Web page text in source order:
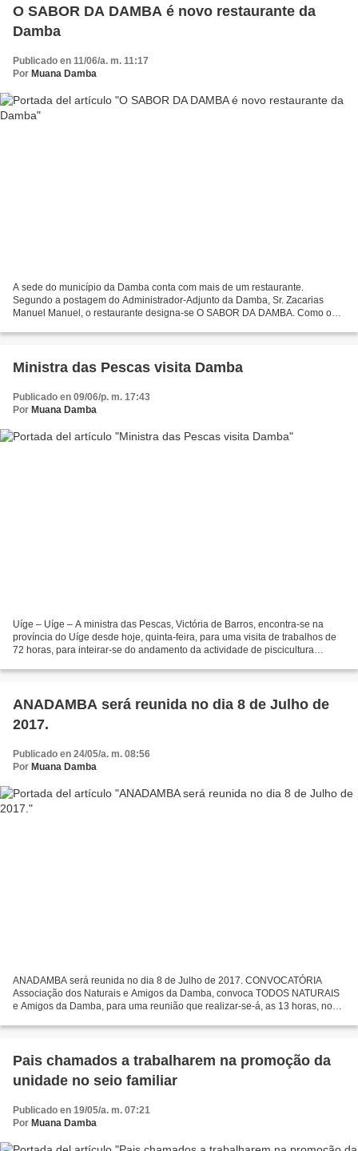
O SABOR DA DAMBA é novo restaurante da
Damba
Publicado en 11/06/a. m. 11:17
Por Muana Damba
A sede do município da Damba conta com mais de um restaurante.
Segundo a postagem do Administrador-Adjunto da Damba, Sr. Zacarias
Manuel Manuel, o restaurante designa-se O SABOR DA DAMBA. Como o
Ministra das Pescas visita Damba
Publicado en 09/06/p. m. 17:43
Por Muana Damba
Uíge – Uíge – A ministra das Pescas, Victória de Barros, encontra-se na
província do Uíge desde hoje, quinta-feira, para uma visita de trabalhos de
72 horas, para inteirar-se do andamento da actividade de piscicultura
ANADAMBA será reunida no dia 8 de Julho de
2017.
Publicado en 24/05/a. m. 08:56
Por Muana Damba
ANADAMBA será reunida no dia 8 de Julho de 2017. CONVOCATÓRIA
Associação dos Naturais e Amigos da Damba, convoca TODOS NATURAIS
e Amigos da Damba, para uma reunião que realizar-se-á, as 13 horas, no
Pais chamados a trabalharem na promoção da
unidade no seio familiar
Publicado en 19/05/a. m. 07:21
Por Muana Damba